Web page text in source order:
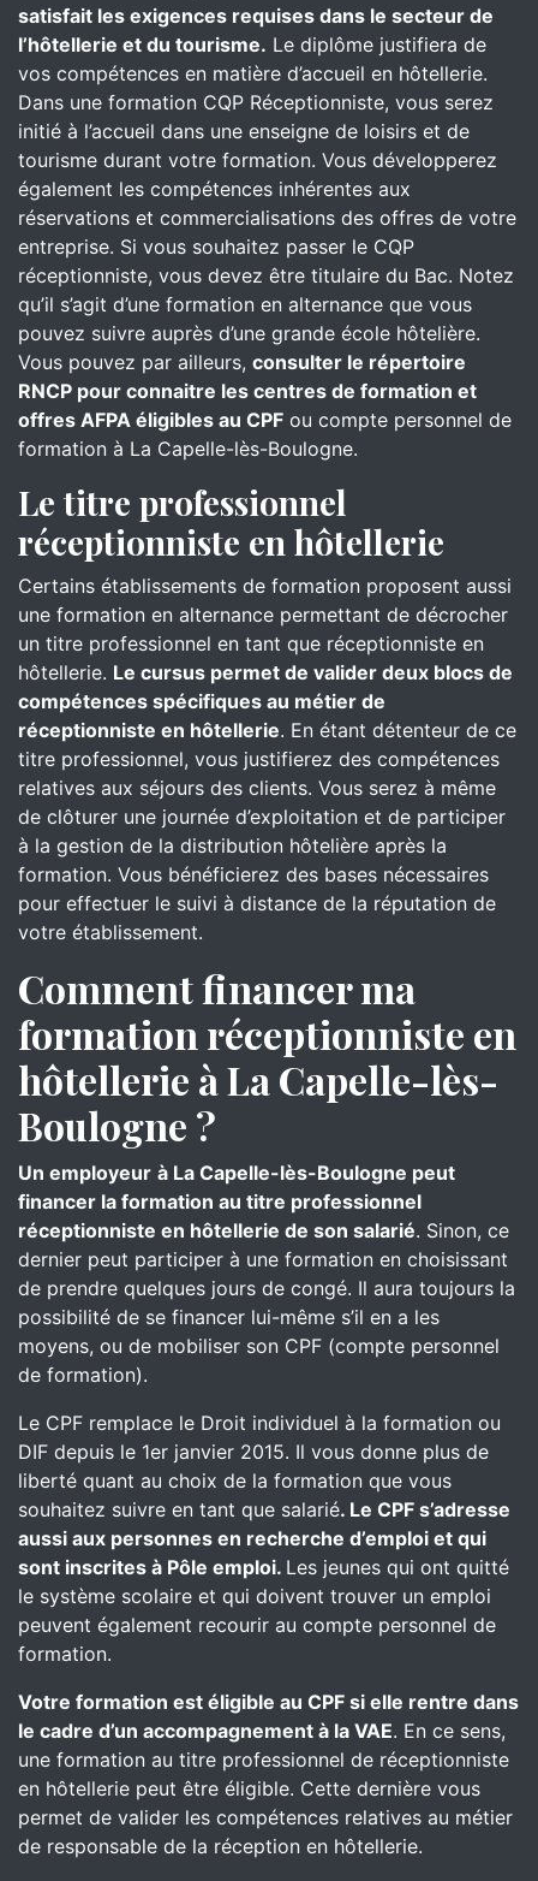
satisfait les exigences requises dans le secteur de
l’hôtellerie et du tourisme. Le diplôme justifiera de
vos compétences en matière d’accueil en hôtellerie.
Dans une formation CQP Réceptionniste, vous serez
initié à l’accueil dans une enseigne de loisirs et de
tourisme durant votre formation. Vous développerez
également les compétences inhérentes aux
réservations et commercialisations des offres de votre
entreprise. Si vous souhaitez passer le CQP
réceptionniste, vous devez être titulaire du Bac. Notez
qu’il s’agit d’une formation en alternance que vous
pouvez suivre auprès d’une grande école hôtelière.
Vous pouvez par ailleurs, consulter le répertoire
RNCP pour connaitre les centres de formation et
offres AFPA éligibles au CPF ou compte personnel de
formation à La Capelle-lès-Boulogne.
Le titre professionnel
réceptionniste en hôtellerie
Certains établissements de formation proposent aussi
une formation en alternance permettant de décrocher
un titre professionnel en tant que réceptionniste en
hôtellerie. Le cursus permet de valider deux blocs de
compétences spécifiques au métier de
réceptionniste en hôtellerie. En étant détenteur de ce
titre professionnel, vous justifierez des compétences
relatives aux séjours des clients. Vous serez à même
de clôturer une journée d’exploitation et de participer
à la gestion de la distribution hôtelière après la
formation. Vous bénéficierez des bases nécessaires
pour effectuer le suivi à distance de la réputation de
votre établissement.
Comment financer ma
formation réceptionniste en
hôtellerie à La Capelle-lès-
Boulogne ?
Un employeur à La Capelle-lès-Boulogne peut
financer la formation au titre professionnel
réceptionniste en hôtellerie de son salarié. Sinon, ce
dernier peut participer à une formation en choisissant
de prendre quelques jours de congé. Il aura toujours la
possibilité de se financer lui-même s’il en a les
moyens, ou de mobiliser son CPF (compte personnel
de formation).
Le CPF remplace le Droit individuel à la formation ou
DIF depuis le 1er janvier 2015. Il vous donne plus de
liberté quant au choix de la formation que vous
souhaitez suivre en tant que salarié. Le CPF s’adresse
aussi aux personnes en recherche d’emploi et qui
sont inscrites à Pôle emploi. Les jeunes qui ont quitté
le système scolaire et qui doivent trouver un emploi
peuvent également recourir au compte personnel de
formation.
Votre formation est éligible au CPF si elle rentre dans
le cadre d’un accompagnement à la VAE. En ce sens,
une formation au titre professionnel de réceptionniste
en hôtellerie peut être éligible. Cette dernière vous
permet de valider les compétences relatives au métier
de responsable de la réception en hôtellerie.